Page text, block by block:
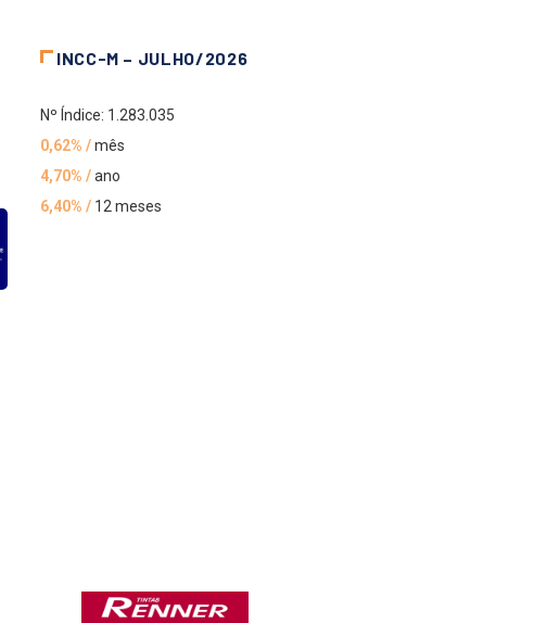
INCC-M – JULHO/2026
Nº Índice: 1.283.035
0,62% /mês
4,70% /ano
6,40% / 12 meses